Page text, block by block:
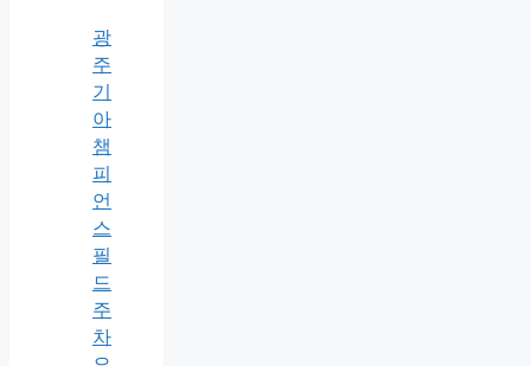
광
주
기
아
챔
피
언
스
필
드
주
차